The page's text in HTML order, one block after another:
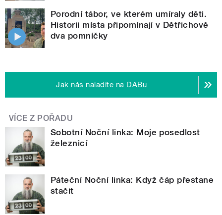
Porodní tábor, ve kterém umíraly děti.
Historii místa připomínají v Dětřichově
dva pomníčky
Jak nás naladíte na DABu
VÍCE Z POŘADU
Sobotní Noční linka: Moje posedlost
železnicí
Páteční Noční linka: Když čáp přestane
stačit